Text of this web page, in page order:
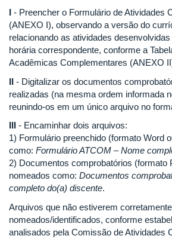
I - Preencher o Formulário de Atividades
(ANEXO I), observando a versão do
relacionando as atividades
horária correspondente, conforme a
Acadêmicas Complementares (ANEXO
II - Digitalizar os documentos
realizadas (na mesma ordem informada
reunindo-os em um único arquivo no
III - Encaminhar dois arquivos:
1) Formulário preenchido (formato Word
como: Formulário ATCOM – Nome
2) Documentos comprobatórios (formato
nomeados como: Documentos
completo do(a) discente.
Arquivos que não estiverem corretamente
nomeados/identificados, conforme
analisados pela Comissão de Atividades